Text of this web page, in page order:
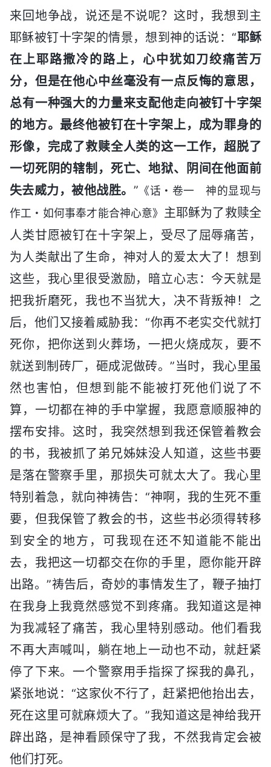
来回地争战，说还是不说呢？这时，我想到主
耶稣被钉十字架的情景，想到神的话说：“耶稣
在上耶路撒冷的路上，心中犹如刀绞痛苦万
分，但是在他心中丝毫没有一点反悔的意思，
总有一种强大的力量来支配他走向被钉十字架
的地方。最终他被钉在十字架上，成为罪身的
形像，完成了救赎全人类的这一工作，超脱了
一切死阴的辖制，死亡、地狱、阴间在他面前
失去威力，被他战胜。 ” 《话・卷一 神的显现与
作工・如何事奉才能合神心意》 主耶稣为了救赎全
人类甘愿被钉在十字架上，受尽了屈辱痛苦，
为人类献出了生命，神对人的爱太大了！想到
这些，我心里很受激励，暗立心志：今天就是
把我折磨死，我也不当犹大，决不背叛神！之
后，他们又接着威胁我：“你再不老实交代就打
死你，把你送到火葬场，一把火烧成灰，要不
就送到制砖厂，砸成泥做砖。”当时，我心里虽
然也害怕，但想到能不能被打死他们说了不
算，一切都在神的手中掌握，我愿意顺服神的
摆布安排。这时，我突然想到我还保管着教会
的书，我被抓了弟兄姊妹没人知道，这些书要
是落在警察手里，那损失可就太大了。我心里
特别着急，就向神祷告：“神啊，我的生死不重
要，但我保管了教会的书，这些书必须得转移
到安全的地方，可我现在还不知道能不能出
去，我把这一切都交在你的手里，愿你能开辟
出路。”祷告后，奇妙的事情发生了，鞭子抽打
在我身上我竟然感觉不到疼痛。我知道这是神
为我减轻了痛苦，我心里特别感动。他们看我
不再大声喊叫，躺在地上一动也不动，就赶紧
停了下来。一个警察用手指探了探我的鼻孔，
紧张地说：“这家伙不行了，赶紧把他抬出去，
死在这里可就麻烦大了。”我知道这是神给我开
辟出路，是神看顾保守了我，不然我肯定会被
他们打死。